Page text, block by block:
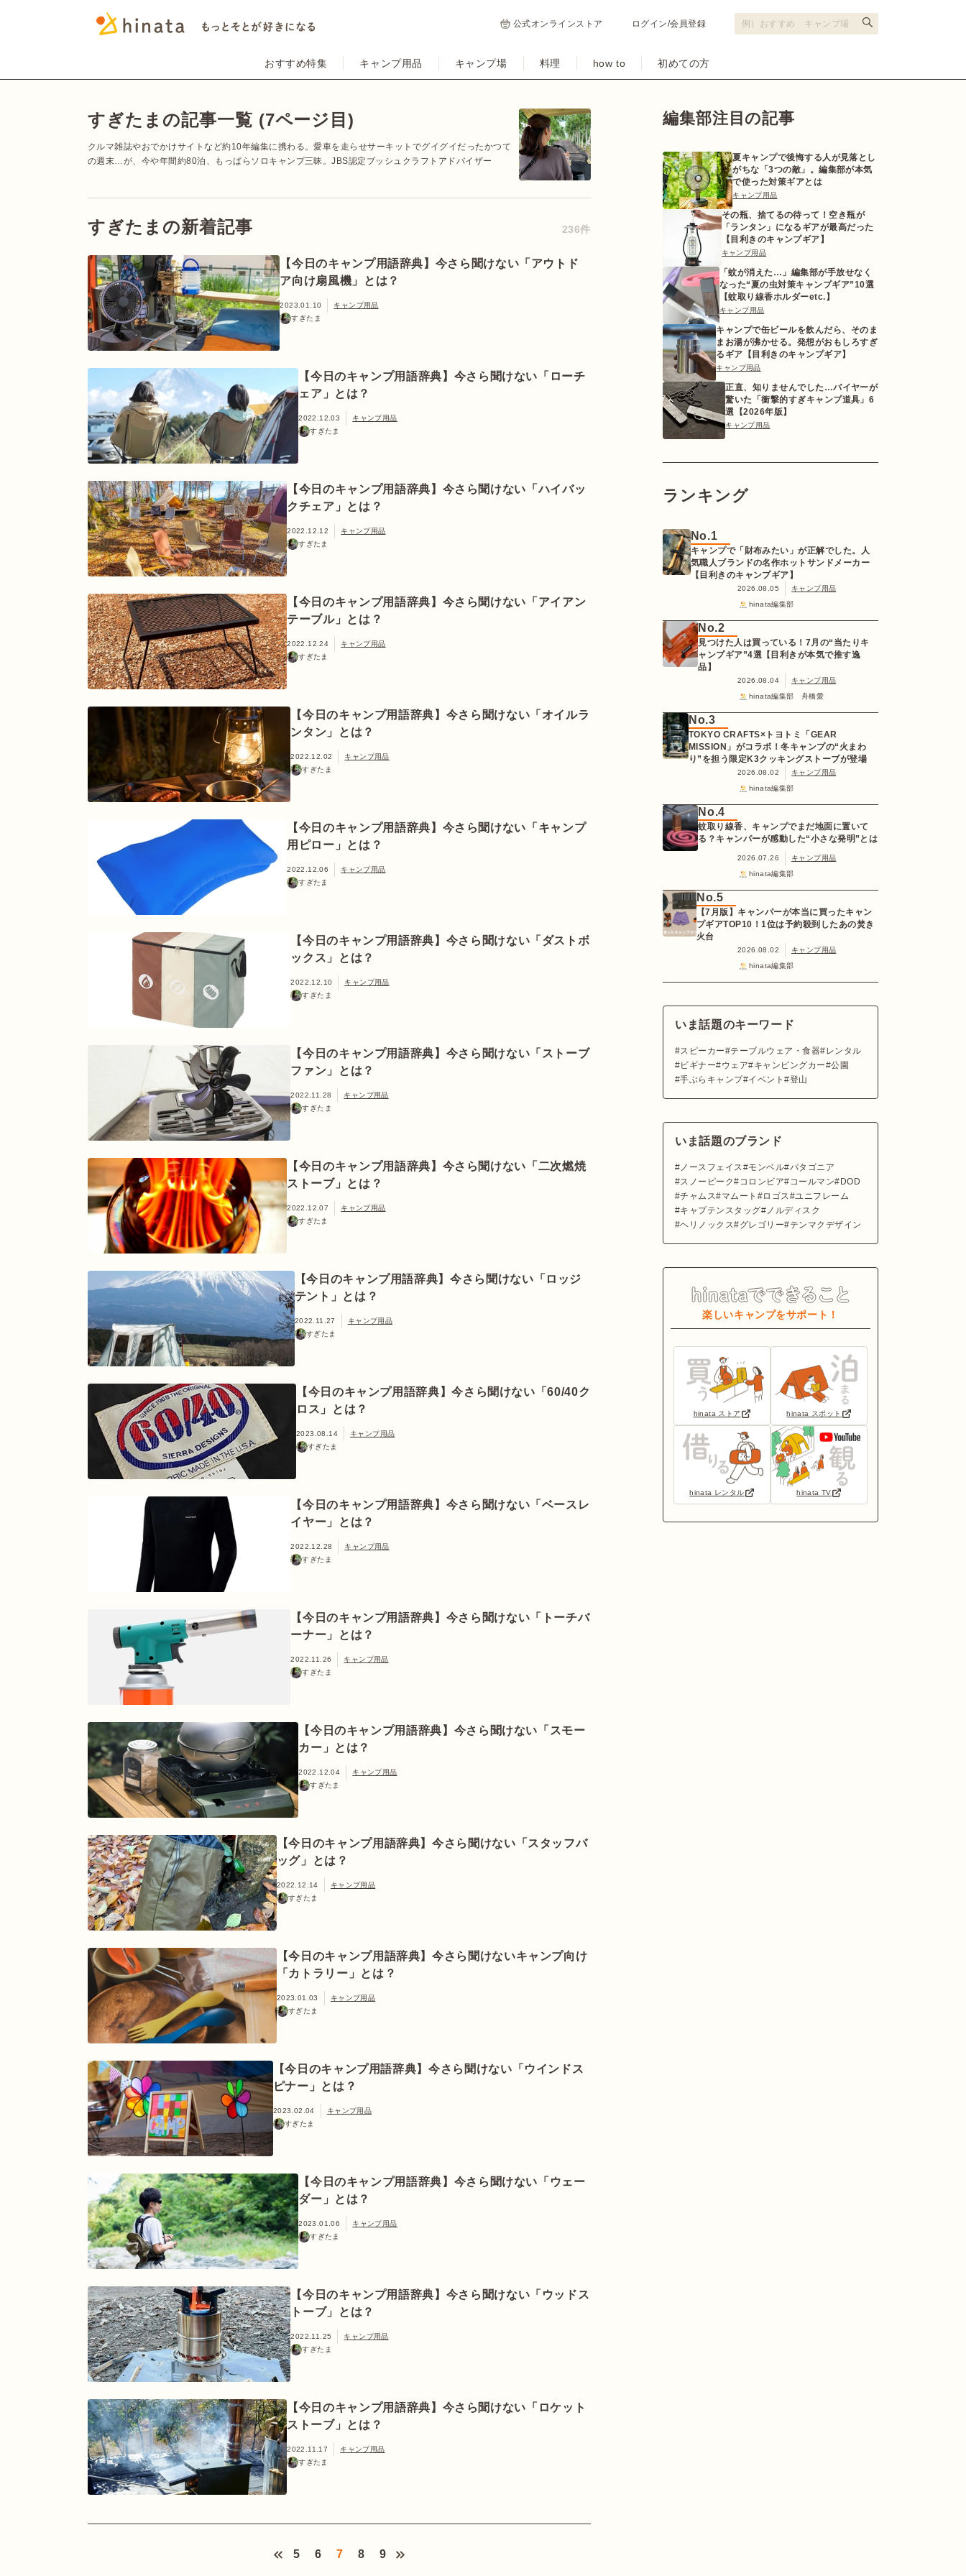
公式オンラインストア ログイン/会員登録
おすすめ特集 キャンプ用品 キャンプ場 料理 how to 初めての方
すぎたまの記事一覧 (7ページ目)
クルマ雑誌やおでかけサイトなど約10年編集に携わる。愛車を走らせサーキットでグイグイだったかつて
の週末…が、今や年間約80泊、もっぱらソロキャンプ三昧。JBS認定ブッシュクラフトアドバイザー
すぎたまの新着記事 236件
【今日のキャンプ用語辞典】今さら聞けない「アウトド
ア向け扇風機」とは？
2023.01.10
キャンプ用品
すぎたま
【今日のキャンプ用語辞典】今さら聞けない「ローチ
ェア」とは？
2022.12.03
キャンプ用品
すぎたま
【今日のキャンプ用語辞典】今さら聞けない「ハイバッ
クチェア」とは？
2022.12.12
キャンプ用品
すぎたま
【今日のキャンプ用語辞典】今さら聞けない「アイアン
テーブル」とは？
2022.12.24
キャンプ用品
すぎたま
【今日のキャンプ用語辞典】今さら聞けない「オイルラ
ンタン」とは？
2022.12.02
キャンプ用品
すぎたま
【今日のキャンプ用語辞典】今さら聞けない「キャンプ
用ピロー」とは？
2022.12.06
キャンプ用品
すぎたま
【今日のキャンプ用語辞典】今さら聞けない「ダストボ
ックス」とは？
2022.12.10
キャンプ用品
すぎたま
【今日のキャンプ用語辞典】今さら聞けない「ストーブ
ファン」とは？
2022.11.28
キャンプ用品
すぎたま
【今日のキャンプ用語辞典】今さら聞けない「二次燃焼
ストーブ」とは？
2022.12.07
キャンプ用品
すぎたま
【今日のキャンプ用語辞典】今さら聞けない「ロッジ
テント」とは？
2022.11.27
キャンプ用品
すぎたま
【今日のキャンプ用語辞典】今さら聞けない「60/40ク
ロス」とは？
2023.08.14
キャンプ用品
すぎたま
【今日のキャンプ用語辞典】今さら聞けない「ベースレ
イヤー」とは？
2022.12.28
キャンプ用品
すぎたま
【今日のキャンプ用語辞典】今さら聞けない「トーチバ
ーナー」とは？
2022.11.26
キャンプ用品
すぎたま
【今日のキャンプ用語辞典】今さら聞けない「スモー
カー」とは？
2022.12.04
キャンプ用品
すぎたま
【今日のキャンプ用語辞典】今さら聞けない「スタッフバ
ッグ」とは？
2022.12.14
キャンプ用品
すぎたま
【今日のキャンプ用語辞典】今さら聞けないキャンプ向け
「カトラリー」とは？
2023.01.03
キャンプ用品
すぎたま
【今日のキャンプ用語辞典】今さら聞けない「ウインドス
ピナー」とは？
2023.02.04
キャンプ用品
すぎたま
【今日のキャンプ用語辞典】今さら聞けない「ウェー
ダー」とは？
2023.01.06
キャンプ用品
すぎたま
【今日のキャンプ用語辞典】今さら聞けない「ウッドス
トーブ」とは？
2022.11.25
キャンプ用品
すぎたま
【今日のキャンプ用語辞典】今さら聞けない「ロケット
ストーブ」とは？
2022.11.17
キャンプ用品
すぎたま
5
6 7 8
9
編集部注目の記事
夏キャンプで後悔する人が見落とし
がちな「3つの敵」。編集部が本気
で使った対策ギアとは
キャンプ用品
その瓶、捨てるの待って！空き瓶が
「ランタン」になるギアが最高だった
【目利きのキャンプギア】
キャンプ用品
「蚊が消えた…」編集部が手放せなく
なった“夏の虫対策キャンプギア”10選
【蚊取り線香ホルダーetc.】
キャンプ用品
キャンプで缶ビールを飲んだら、そのま
まお湯が沸かせる。発想がおもしろすぎ
るギア【目利きのキャンプギア】
キャンプ用品
正直、知りませんでした…バイヤーが
驚いた「衝撃的すぎキャンプ道具」6
選【2026年版】
キャンプ用品
ランキング
No.1
キャンプで「財布みたい」が正解でした。人
気職人ブランドの名作ホットサンドメーカー
【目利きのキャンプギア】
2026.08.05
キャンプ用品
hinata編集部
No.2
見つけた人は買っている！7月の“当たりキ
ャンプギア”4選【目利きが本気で推す逸
品】
2026.08.04
キャンプ用品
hinata編集部 舟橋愛
No.3
TOKYO CRAFTS×トヨトミ「GEAR
MISSION」がコラボ！冬キャンプの“火まわ
り”を担う限定K3クッキングストーブが登場
2026.08.02
キャンプ用品
hinata編集部
No.4
蚊取り線香、キャンプでまだ地面に置いて
る？キャンパーが感動した“小さな発明”とは
2026.07.26
キャンプ用品
hinata編集部
No.5
【7月版】キャンパーが本当に買ったキャン
プギアTOP10！1位は予約殺到したあの焚き
火台
2026.08.02
キャンプ用品
hinata編集部
いま話題のキーワード
スピーカー テーブルウェア・食器
レンタル
ビギナー
ウェア キャンピングカー
公園
手ぶらキャンプ イベント 登山
いま話題のブランド
ノースフェイス モンベル パタゴニア
スノーピーク
コロンビア コールマン
DOD
チャムス
マムート ロゴス
ユニフレーム
キャプテンスタッグ
ノルディスク
ヘリノックス
グレゴリー テンマクデザイン
楽しいキャンプをサポート！
hinata ストア hinata スポット
hinata レンタル hinata TV